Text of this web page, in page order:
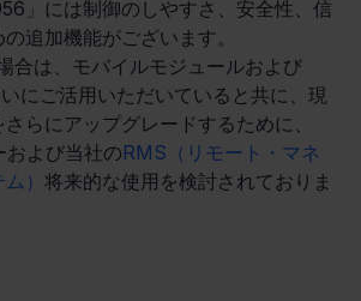
」には制御のしやすさ、安全性、信
追加機能がございます。
合は、モバイルモジュールおよび
にご活用いただいていると共に、現
らにアップグレードするために、
よび当社のRMS（リモート・マネ
） 将来的な使用を検討されておりま